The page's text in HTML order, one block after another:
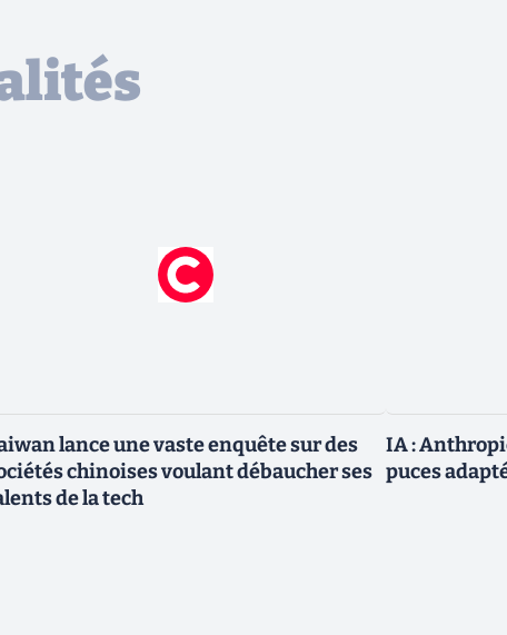
lance une vaste enquête sur des
chinoises voulant débaucher ses
de la tech
IA :
puces